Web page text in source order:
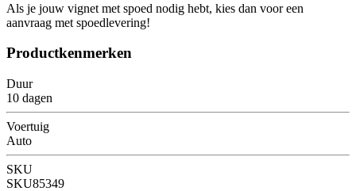
Als je jouw vignet met spoed nodig hebt, kies dan voor een
aanvraag met spoedlevering!
Productkenmerken
Duur
10 dagen
Voertuig
Auto
SKU
SKU85349